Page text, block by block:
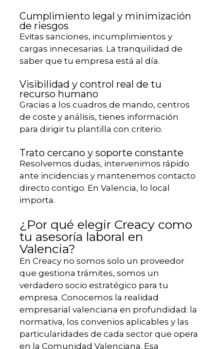
Cumplimiento legal y minimización
de riesgos
Evitas sanciones, incumplimientos y
cargas innecesarias. La tranquilidad de
saber que tu empresa está al día.
Visibilidad y control real de tu
recurso humano
Gracias a los cuadros de mando, centros
de coste y análisis, tienes información
para dirigir tu plantilla con criterio.
Trato cercano y soporte constante
Resolvemos dudas, intervenimos rápido
ante incidencias y mantenemos contacto
directo contigo. En Valencia, lo local
importa.
¿Por qué elegir Creacy como
tu asesoría laboral en
Valencia?
En Creacy no somos solo un proveedor
que gestiona trámites, somos un
verdadero socio estratégico para tu
empresa. Conocemos la realidad
empresarial valenciana en profundidad: la
normativa, los convenios aplicables y las
particularidades de cada sector que opera
en la Comunidad Valenciana. Esa